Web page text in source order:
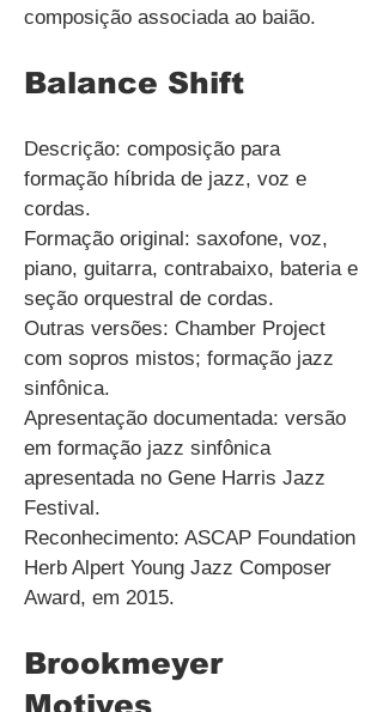
composição associada ao baião.
Balance Shift
Descrição: composição para
formação híbrida de jazz, voz e
cordas.
Formação original: saxofone, voz,
piano, guitarra, contrabaixo, bateria e
seção orquestral de cordas.
Outras versões: Chamber Project
com sopros mistos; formação jazz
sinfônica.
Apresentação documentada: versão
em formação jazz sinfônica
apresentada no Gene Harris Jazz
Festival.
Reconhecimento: ASCAP Foundation
Herb Alpert Young Jazz Composer
Award, em 2015.
Brookmeyer
Motives